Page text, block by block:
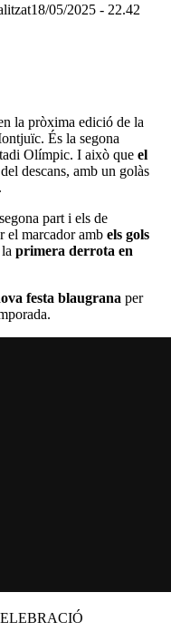
18/05/2025 - 22.42
la pròxima edició de la
És la segona
Olímpic. I això que el
descans, amb un golàs
.
part i els de
el marcador amb els gols
primera derrota en
festa blaugrana per